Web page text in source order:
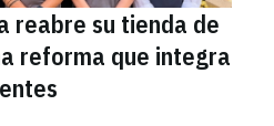
reabre su tienda de
reforma que integra